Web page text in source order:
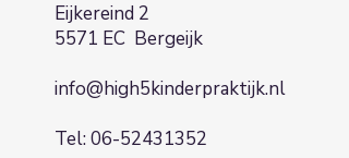
Eijkereind 2
5571 EC Bergeijk
info@high5kinderpraktijk.nl
Tel:06-52431352